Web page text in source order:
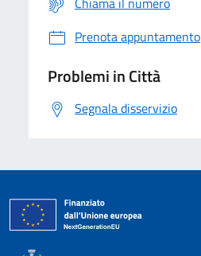
Prenota appuntamento
Problemi in Città
Segnala disservizio